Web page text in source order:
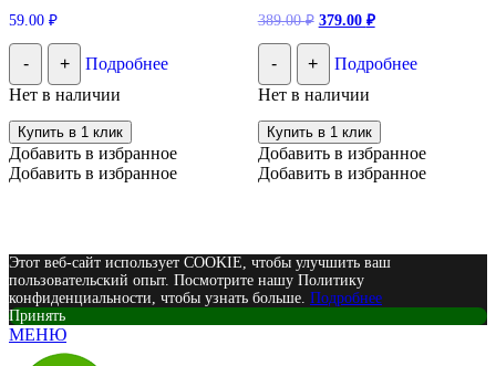
59.00 ₽
- +
Подробнее
Нет в наличии
Купить в 1 клик
Добавить в избранное
Добавить в избранное
389.00₽ Первоначальная
цена
составляла
389.00 ₽.
379.00 ₽Текущая
цена:
379.00 ₽.
- +
Подробнее
Нет в наличии
Купить в 1 клик
Добавить в избранное
Добавить в избранное
Этот веб-сайт использует COOKIE, чтобы улучшить ваш
пользовательский опыт. Посмотрите нашу Политику
конфиденциальности, чтобы узнать больше. Подробнее
Принять
МЕНЮ